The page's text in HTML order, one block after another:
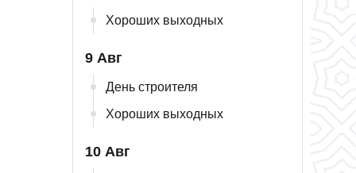
Хороших выходных
9 Авг
День строителя
Хороших выходных
10 Авг